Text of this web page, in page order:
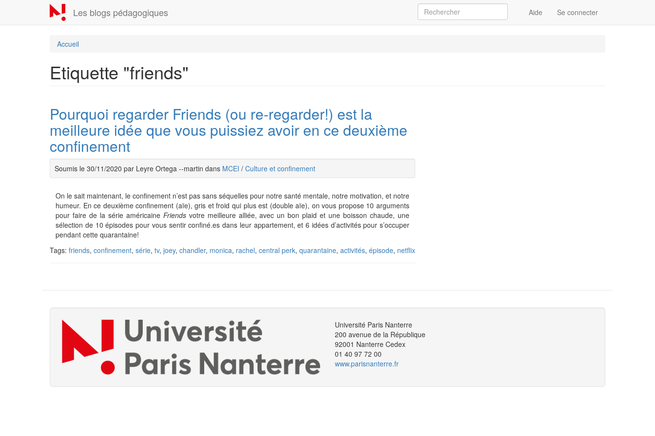
contenu
Les blogs pédagogiques Aide Se connecter
Accueil
Etiquette "friends"
Pourquoi regarder Friends (ou re-regarder!) est la
meilleure idée que vous puissiez avoir en ce deuxième
confinement
Soumis le 30/11/2020 par Leyre Ortega --martin dans MCEI / Culture et confinement
On le sait maintenant, le confinement n’est pas sans séquelles pour notre santé mentale, notre motivation, et notre
humeur. En ce deuxième confinement (aïe), gris et froid qui plus est (double aïe), on vous propose 10 arguments
pour faire de la série américaine Friendsvotre meilleure alliée, avec un bon plaid et une boisson chaude, une
sélection de 10 épisodes pour vous sentir confiné.es dans leur appartement, et 6 idées d’activités pour s’occuper
pendant cette quarantaine!
Tags: friends, confinement, série, tv, joey, chandler, monica, rachel, central perk, quarantaine, activités, épisode, netflix
Université Paris Nanterre
200 avenue de la République
92001 Nanterre Cedex
01 40 97 72 00
www.parisnanterre.fr